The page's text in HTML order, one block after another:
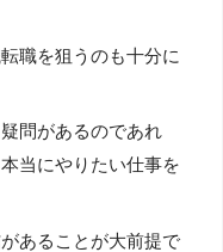
職を狙うのも十分に
問があるのであれ
当にやりたい仕事を
あることが大前提で